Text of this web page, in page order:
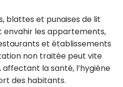
blattes et punaises de lit
les appartements,
et établissements
non traitée peut vite
la santé, l’hygiène
des habitants.